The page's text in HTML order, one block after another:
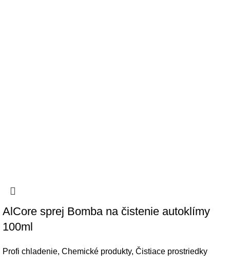
AlCore sprej Bomba na čistenie autoklímy
100ml
Profi chladenie, Chemické produkty, Čistiace prostriedky